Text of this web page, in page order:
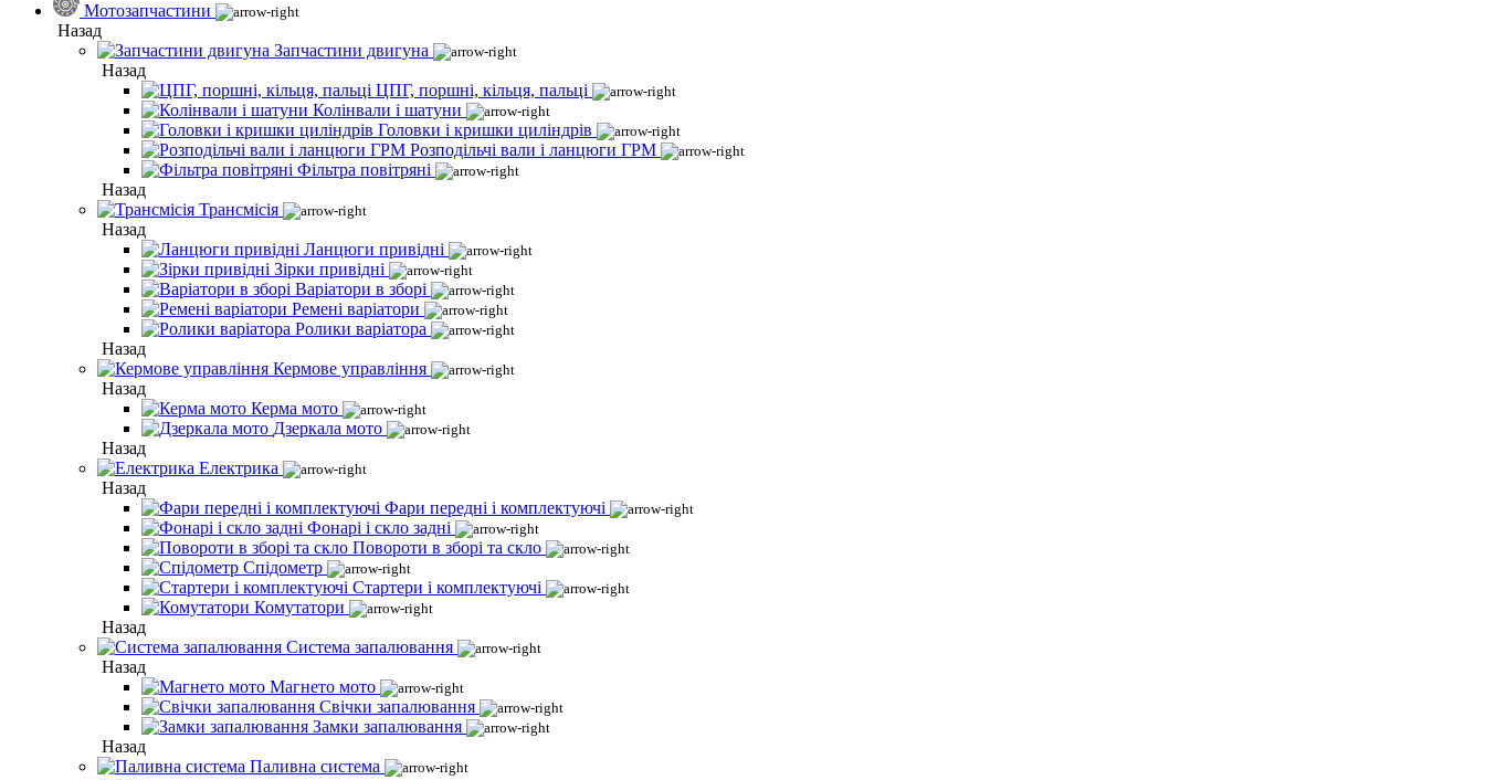
Мотозапчастини
Назад
Запчастини двигуна
Назад
ЦПГ, поршні, кільця, пальці
Колінвали і шатуни
Головки і кришки циліндрів
Розподільчі вали і ланцюги ГРМ
Фільтра повітряні
Назад
Трансмісія
Назад
Ланцюги привідні
Зірки привідні
Варіатори в зборі
Ремені варіатори
Ролики варіатора
Назад
Кермове управління
Назад
Керма мото
Дзеркала мото
Назад
Електрика
Назад
Фари передні і комплектуючі
Фонарі і скло задні
Повороти в зборі та скло
Спідометр
Стартери і комплектуючі
Комутатори
Назад
Система запалювання
Назад
Магнето мото
Свічки запалювання
Замки запалювання
Назад
Паливна система